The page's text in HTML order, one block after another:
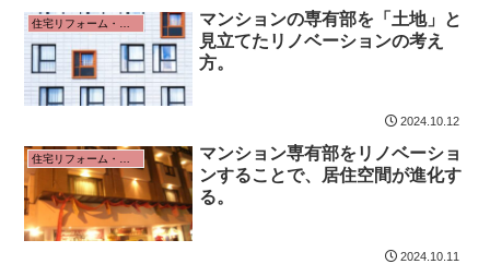
マンションの専有部を「土地」と
見立てたリノベーションの考え
方。
2024.10.12
マンション専有部をリノベーショ
ンすることで、居住空間が進化す
る。
2024.10.11